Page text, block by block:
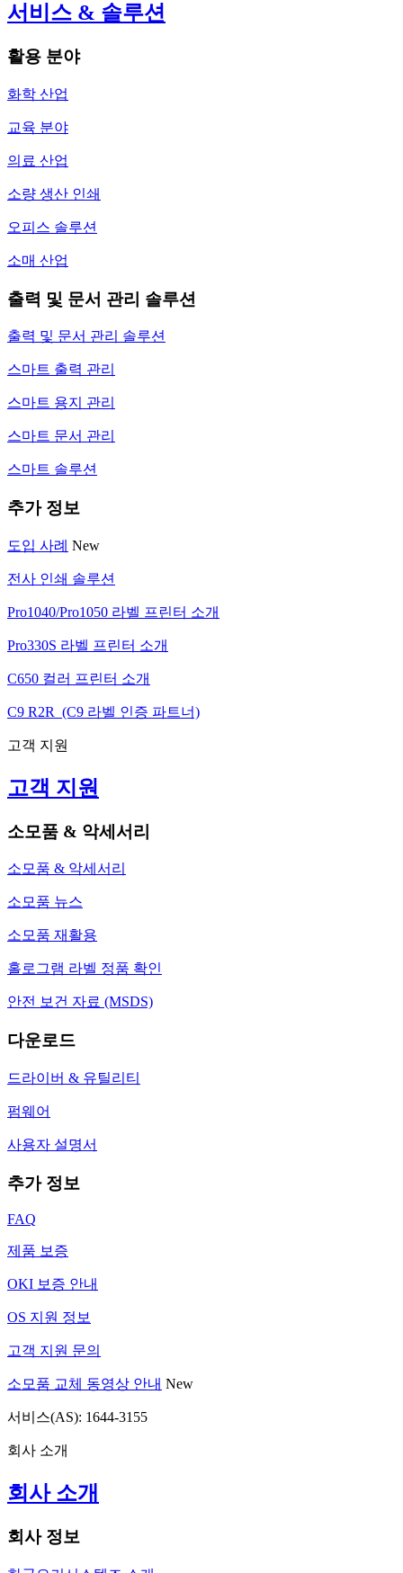
서비스 & 솔루션
활용 분야
화학 산업
교육 분야
의료 산업
소량 생산 인쇄
오피스 솔루션
소매 산업
출력 및 문서 관리 솔루션
출력 및 문서 관리 솔루션
스마트 출력 관리
스마트 용지 관리
스마트 문서 관리
스마트 솔루션
추가 정보
도입 사례 New
전사 인쇄 솔루션
Pro1040/Pro1050 라벨 프린터 소개
Pro330S 라벨 프린터 소개
C650 컬러 프린터 소개
C9 R2R (C9 라벨 인증 파트너)
고객 지원
고객 지원
소모품 & 악세서리
소모품 & 악세서리
소모품 뉴스
소모품 재활용
홀로그램 라벨 정품 확인
안전 보건 자료 (MSDS)
다운로드
드라이버 & 유틸리티
펌웨어
사용자 설명서
추가 정보
FAQ
제품 보증
OKI 보증 안내
OS 지원 정보
고객 지원 문의
소모품 교체 동영상 안내 New
서비스(AS): 1644-3155
회사 소개
회사 소개
회사 정보